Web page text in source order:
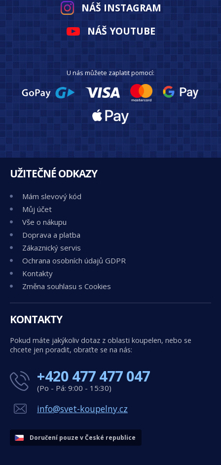
NÁŠ INSTAGRAM
NÁŠ YOUTUBE
U nás můžete zaplatit pomocí:
UŽITEČNÉ ODKAZY
Mám slevový kód
Můj účet
Vše o nákupu
Doprava a platba
Zákaznický servis
Ochrana osobních údajů GDPR
Kontakty
Změna souhlasu s Cookies
KONTAKTY
Pokud máte jakýkoliv dotaz z oblasti koupelen, nebo se
chcete jen poradit, obraťte se na nás:
+420 477 477 047
(Po - Pá: 9:00 - 15:30)
info@svet-koupelny.cz
Doručení pouze v České republice